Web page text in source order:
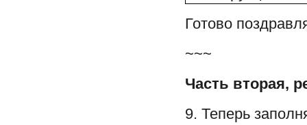
Готово
~~~
Часть вторая,
9. Теперь